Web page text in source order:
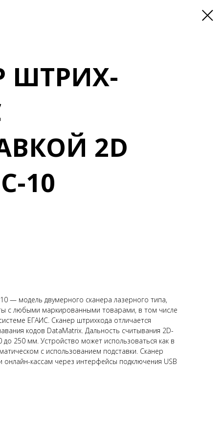
ШТРИХ-
2D
10
— модель двумерного сканера лазерного типа,
с любыми маркированными товарами, в том числе
ЕГАИС. Сканер штрихкода отличается
кодов DataMatrix. Дальность считывания 2D-
до 250 мм. Устройство может использоваться как в
с использованием подставки. Сканер
онлайн-кассам через интерфейсы подключения USB